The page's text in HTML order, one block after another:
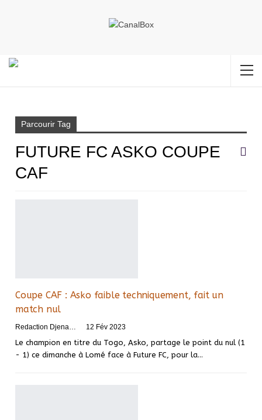
Parcourir Tag
FUTURE FC ASKO COUPE
CAF
Coupe CAF : Asko faible techniquement, fait un
match nul
12 Fév 2023
Le champion en titre du Togo, Asko, partage le point du nul (1
- 1) ce dimanche à Lomé face à Future FC, pour la…